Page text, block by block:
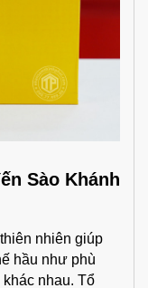
Sào Khánh
nhiên giúp
hầu như phù
nhau. Tổ